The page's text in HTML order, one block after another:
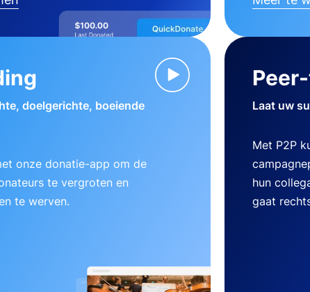
doelgerichte, boeiende
onze donatie-app om de
te vergroten en
te werven.
Laat uw
Met P2P
hun
gaat